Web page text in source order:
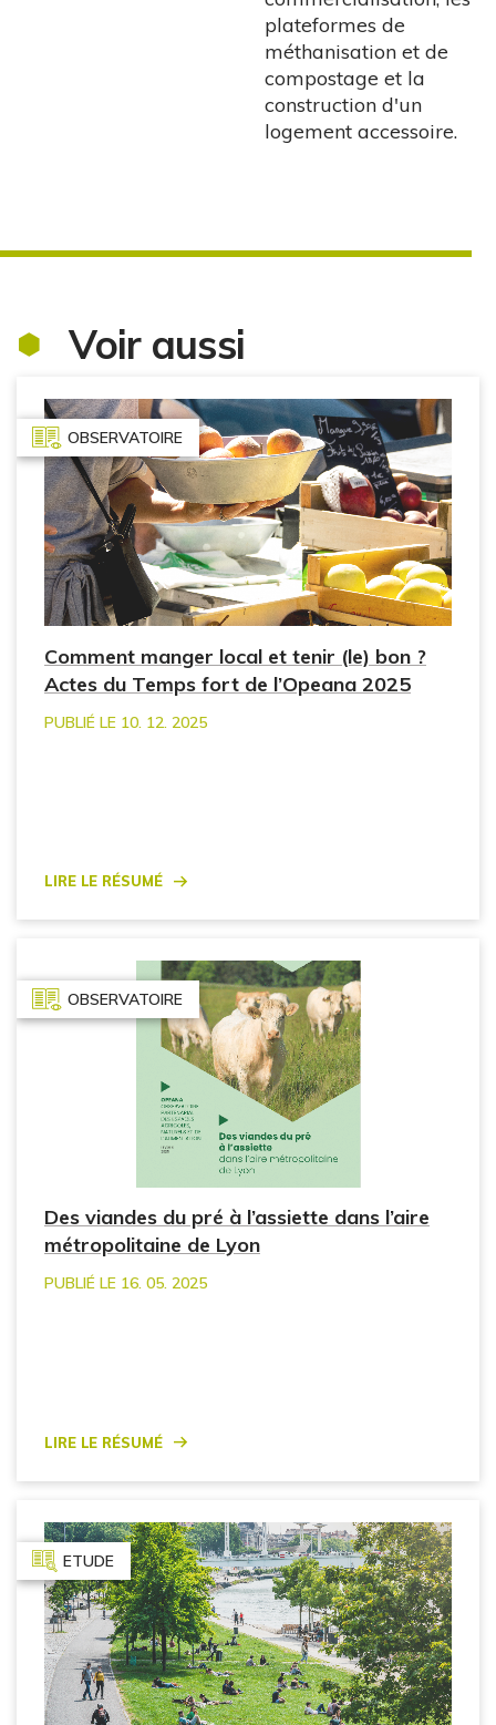
plateformes de
méthanisation et de
compostage et la
construction d'un
logement accessoire.
Voir aussi
OBSERVATOIRE
Comment manger local et tenir (le) bon ?
Actes du Temps fort de l’Opeana 2025
PUBLIÉ LE 10. 12. 2025
Lire le résumé
OBSERVATOIRE
Des viandes du pré à l’assiette dans l’aire
métropolitaine de Lyon
PUBLIÉ LE 16. 05. 2025
Lire le résumé
ETUDE